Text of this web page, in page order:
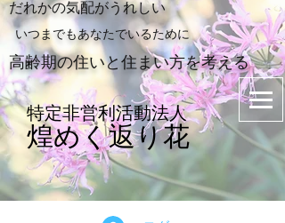
​だれかの気配がうれしい
​いつまでもあなたでいるために
​高齢期の住いと住まい方を考える
特定非営利活動法人
煌めく返り花